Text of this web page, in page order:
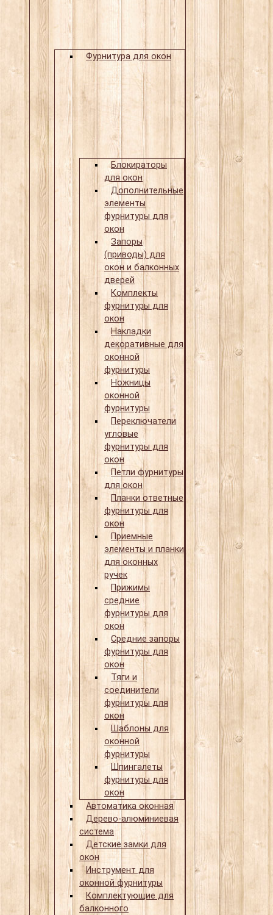
Фурнитура для окон
Блокираторы
для окон
Дополнительные
элементы
фурнитуры для
окон
Запоры
(приводы) для
окон и балконных
дверей
Комплекты
фурнитуры для
окон
Накладки
декоративные для
оконной
фурнитуры
Ножницы
оконной
фурнитуры
Переключатели
угловые
фурнитуры для
окон
Петли фурнитуры
для окон
Планки ответные
фурнитуры для
окон
Приемные
элементы и планки
для оконных
ручек
Прижимы
средние
фурнитуры для
окон
Средние запоры
фурнитуры для
окон
Тяги и
соединители
фурнитуры для
окон
Шаблоны для
оконной
фурнитуры
Шпингалеты
фурнитуры для
окон
Автоматика оконная
Дерево-алюминиевая
система
Детские замки для
окон
Инструмент для
оконной фурнитуры
Комплектующие для
балконного